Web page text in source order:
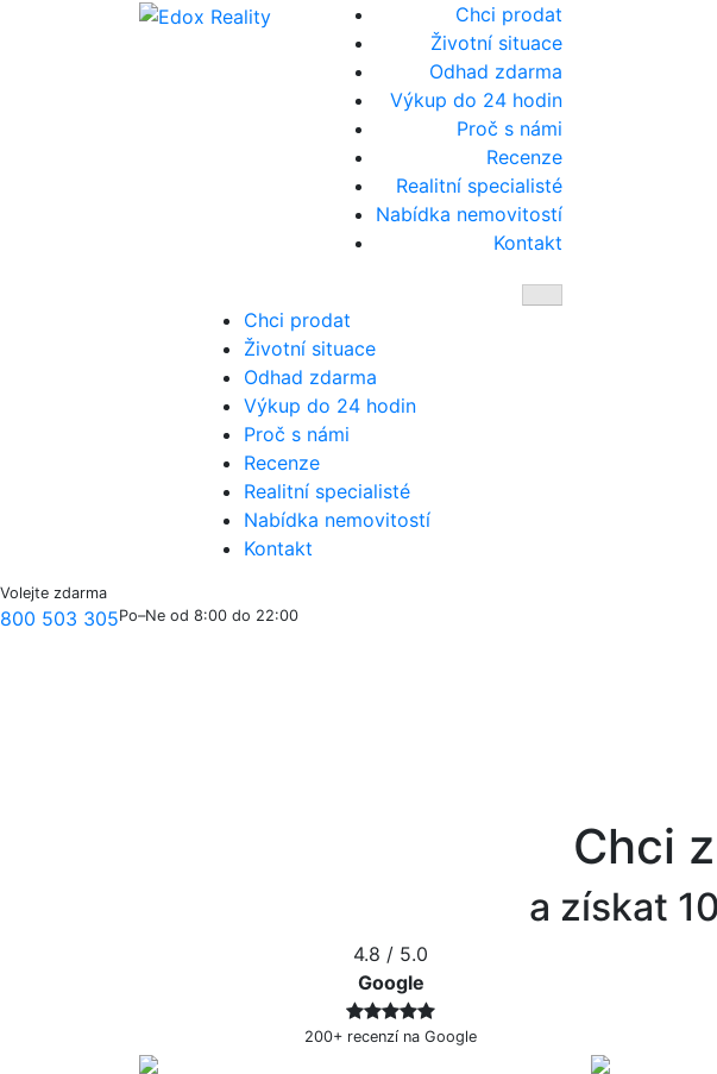
Chci prodat
Životní situace
Odhad zdarma
Výkup do 24 hodin
Proč s námi
Recenze
Realitní specialisté
Nabídka nemovitostí
Kontakt
Zobrazit menu
Chci prodat
Životní situace
Odhad zdarma
Výkup do 24 hodin
Proč s námi
Recenze
Realitní specialisté
Nabídka nemovitostí
Kontakt
Volejte zdarma
800 503 305Po–Ne od 8:00 do 22:00
Chci
a získat
4.8 / 5.0
Google
200+ recenzí na Google